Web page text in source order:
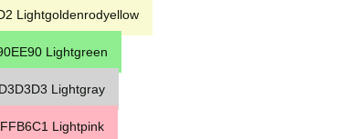
Lightgoldenrodyellow
Lightgreen
Lightgray
Lightpink